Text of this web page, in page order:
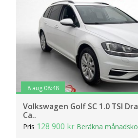
8 aug 08:48
Volkswagen Golf SC 1.0 TSI
Ca..
Pris 128 900 kr Beräkna